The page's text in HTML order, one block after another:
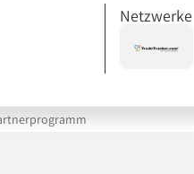
Netzwerke